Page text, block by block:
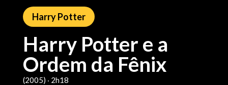
Harry Potter
Harry Potter e a
Ordem da Fênix
(2005) ‧ 2h18